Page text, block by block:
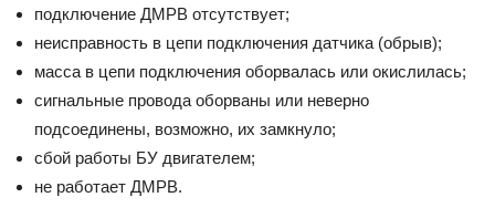
подключение ДМРВ отсутствует;
неисправность в цепи подключения датчика (обрыв);
масса в цепи подключения оборвалась или окислилась;
сигнальные провода оборваны или неверно
подсоединены, возможно, их замкнуло;
сбой работы БУ двигателем;
не работает ДМРВ.